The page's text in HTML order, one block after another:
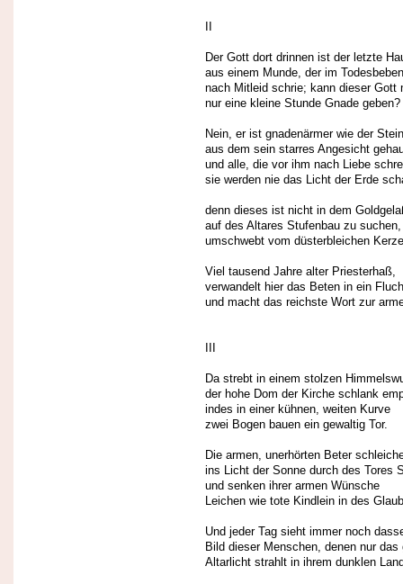
II
Der Gott dort drinnen ist der letzte
aus einem Munde, der im Todesbeben
nach Mitleid schrie; kann dieser Gott
nur eine kleine Stunde Gnade geben?
Nein, er ist gnadenärmer wie der
aus dem sein starres Angesicht
und alle, die vor ihm nach Liebe
sie werden nie das Licht der Erde
denn dieses ist nicht in dem
auf des Altares Stufenbau zu suchen,
umschwebt vom düsterbleichen
Viel tausend Jahre alter Priesterhaß,
verwandelt hier das Beten in ein
und macht das reichste Wort zur
III
Da strebt in einem stolzen
der hohe Dom der Kirche schlank
indes in einer kühnen, weiten Kurve
zwei Bogen bauen ein gewaltig Tor.
Die armen, unerhörten Beter
ins Licht der Sonne durch des Tores
und senken ihrer armen Wünsche
Leichen wie tote Kindlein in des
Und jeder Tag sieht immer noch
Bild dieser Menschen, denen nur das
Altarlicht strahlt in ihrem dunklen